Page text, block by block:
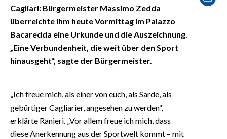
#CARAUNIONE
INSULARITÀ
FOTO
INFO AZIENDE
ABBONATI
Cagliari: Bürgermeister Massimo Zedda
überreichte ihm heute Vormittag im Palazzo
Bacaredda eine Urkunde und die Auszeichnung.
„Eine Verbundenheit, die weit über den Sport
hinausgeht“, sagte der Bürgermeister.
„Ich freue mich, als einer von euch, als Sarde, als
gebürtiger Cagliarier, angesehen zu werden“,
erklärte Ranieri. „Vor allem freue ich mich, dass
diese Anerkennung aus der Sportwelt kommt – mit